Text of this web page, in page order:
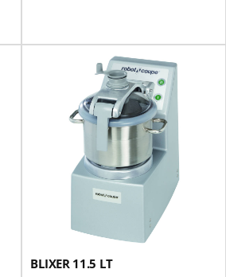
Tensiune De Alimentare: 220V/50Hz
Motor Cu Inductie: Sistem Magnetic De
Siguranta Si Frana De Motor
Contine: Bol Din Otel Inoxidabil
Detasabil; Capac Sigilat Echipat Cu Un
Bol Si O Razatoare; Bol Cu Capacitate
Mare Pentru Lichide;cutit Cu Lama
Zimtata Fin.
Greutate: 26 Kg
BLIXER 11.5 LT